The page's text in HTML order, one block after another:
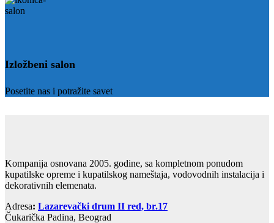
Izložbeni salon
Posetite nas i potražite savet
Kompanija osnovana 2005. godine, sa kompletnom ponudom
kupatilske opreme i kupatilskog nameštaja, vodovodnih instalacija i
dekorativnih elemenata.
Adresa: Lazarevački drum II red, br.17
Čukarička Padina, Beograd